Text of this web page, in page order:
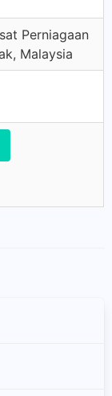
Perniagaan
Malaysia